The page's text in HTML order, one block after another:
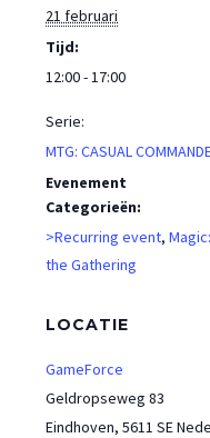
21 februari
Tijd:
12:00 - 17:00
Serie:
MTG: CASUAL
Evenement
Categorieën:
>Recurring event, Magic:
the Gathering
LOCATIE
GameForce
Geldropseweg 83
Eindhoven, 5611 SE